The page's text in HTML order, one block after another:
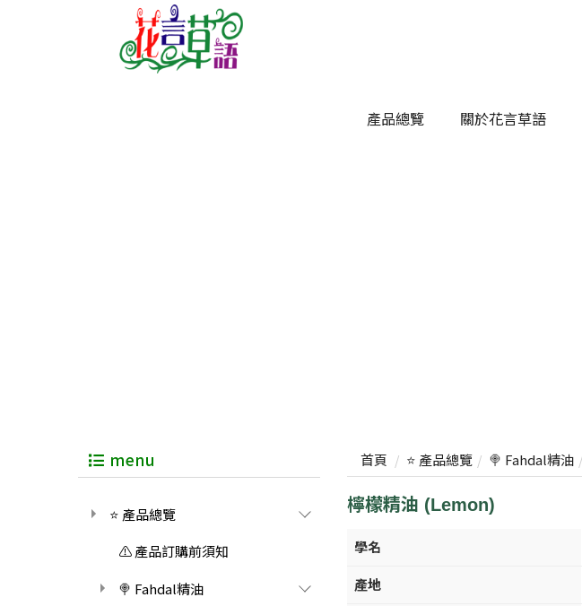
產品總覽 關於花言草語
menu
⭐ 產品總覽
⚠️ 產品訂購前須知
🍭 Fahdal精油
首頁 ⭐ 產品總覽 🍭 Fahdal精油
檸檬精油 (Lemon)
學名
產地